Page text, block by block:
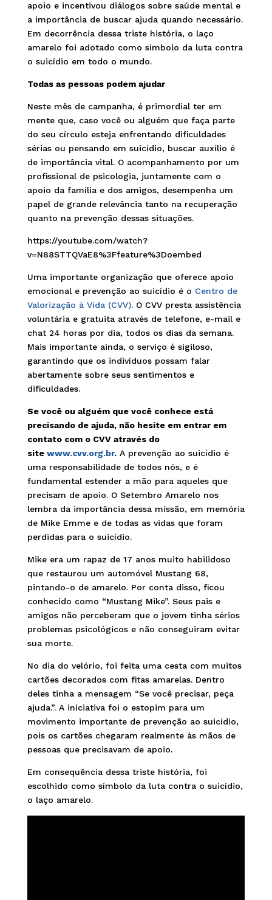
apoio e incentivou diálogos sobre saúde mental e
a importância de buscar ajuda quando necessário.
Em decorrência dessa triste história, o laço
amarelo foi adotado como símbolo da luta contra
o suicídio em todo o mundo.
Todas as pessoas podem ajudar
Neste mês de campanha, é primordial ter em
mente que, caso você ou alguém que faça parte
do seu círculo esteja enfrentando dificuldades
sérias ou pensando em suicídio, buscar auxílio é
de importância vital. O acompanhamento por um
profissional de psicologia, juntamente com o
apoio da família e dos amigos, desempenha um
papel de grande relevância tanto na recuperação
quanto na prevenção dessas situações.
https://youtube.com/watch?
v=N88STTQVaE8%3Ffeature%3Doembed
Uma importante organização que oferece apoio
emocional e prevenção ao suicídio é o Centro de
Valorização à Vida (CVV). O CVV presta assistência
voluntária e gratuita através de telefone, e-mail e
chat 24 horas por dia, todos os dias da semana.
Mais importante ainda, o serviço é sigiloso,
garantindo que os indivíduos possam falar
abertamente sobre seus sentimentos e
dificuldades.
Se você ou alguém que você conhece está
precisando de ajuda, não hesite em entrar em
contato com o CVV através do
site www.cvv.org.br.A prevenção ao suicídio é
uma responsabilidade de todos nós, e é
fundamental estender a mão para aqueles que
precisam de apoio. O Setembro Amarelo nos
lembra da importância dessa missão, em memória
de Mike Emme e de todas as vidas que foram
perdidas para o suicídio.
Mike era um rapaz de 17 anos muito habilidoso
que restaurou um automóvel Mustang 68,
pintando-o de amarelo. Por conta disso, ficou
conhecido como “Mustang Mike”. Seus pais e
amigos não perceberam que o jovem tinha sérios
problemas psicológicos e não conseguiram evitar
sua morte.
No dia do velório, foi feita uma cesta com muitos
cartões decorados com fitas amarelas. Dentro
deles tinha a mensagem “Se você precisar, peça
ajuda.”. A iniciativa foi o estopim para um
movimento importante de prevenção ao suicídio,
pois os cartões chegaram realmente às mãos de
pessoas que precisavam de apoio.
Em consequência dessa triste história, foi
escolhido como símbolo da luta contra o suicídio,
o laço amarelo.